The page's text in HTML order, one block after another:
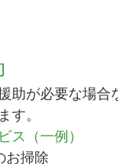
助が必要な場
す。
ス（一例）
お掃除